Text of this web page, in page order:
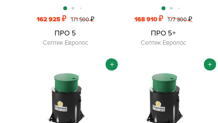
162 925₽ 171 500₽
ПРО 5
Септик Евролос
168 910₽ 177 800₽
ПРО 5+
Септик Евролос
+ +